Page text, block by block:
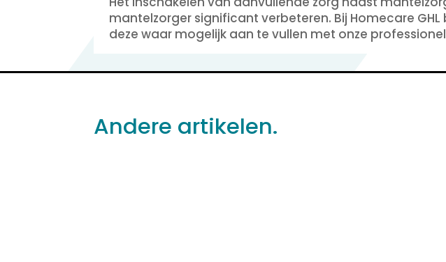
mantelzorger significant verbeteren. Bij Homecare
deze waar mogelijk aan te vullen met onze
Andere artikelen.